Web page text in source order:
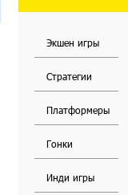
Экшен игры
Стратегии
Платформеры
Гонки
Инди игры